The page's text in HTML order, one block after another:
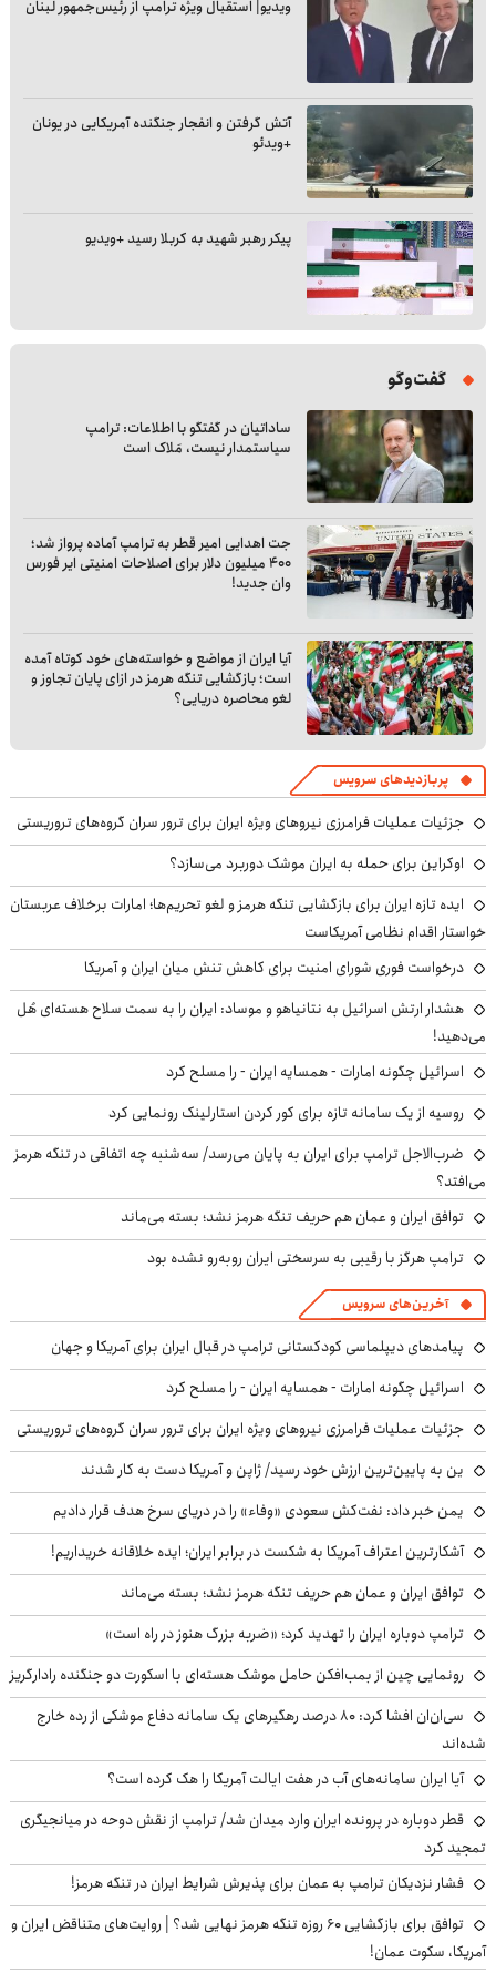
ویدیو| استقبال ویژه ترامپ از رئیس‌جمهور لبنان
آتش گرفتن و انفجار جنگنده آمریکایی در یونان
+ویدئو
پیکر رهبر شهید به کربلا رسید +ویدیو
گفت‌وگو
ساداتیان در گفتگو با اطلاعات: ترامپ
سیاستمدار نیست، مَلاک است
جت اهدایی امیر قطر به ترامپ آماده پرواز شد؛
۴۰۰ میلیون دلار برای اصلاحات امنیتی ایر فورس
وان جدید!
آیا ایران از مواضع و خواسته‌های خود کوتاه آمده
است؛ بازگشایی تنگه هرمز در ازای پایان تجاوز و
لغو محاصره دریایی؟
پربازدیدهای سرویس
جزئیات عملیات فرامرزی نیروهای ویژه ایران برای ترور سران گروه‌های تروریستی
اوکراین برای حمله به ایران موشک دوربرد می‌سازد؟
ایده تازه ایران برای بازگشایی تنگه هرمز و لغو تحریم‌ها؛ امارات برخلاف عربستان
خواستار اقدام نظامی آمریکاست
درخواست فوری شورای امنیت برای کاهش تنش میان ایران و آمریکا
هشدار ارتش اسرائیل به نتانیاهو و موساد: ایران را به سمت سلاح هسته‌ای هُل
می‌دهید!
اسرائیل چگونه امارات - همسایه ایران - را مسلح کرد
روسیه از یک سامانه تازه برای کور کردن استارلینک رونمایی کرد
ضرب‌الاجل ترامپ برای ایران به پایان می‌رسد/ سه‌شنبه چه اتفاقی در تنگه هرمز
می‌افتد؟
توافق ایران و عمان هم حریف تنگه هرمز نشد؛ بسته می‌ماند
ترامپ هرگز با رقیبی به سرسختی ایران روبه‌رو نشده بود
آخرین‌های سرویس
پیامدهای دیپلماسی کودکستانی ترامپ در قبال ایران برای آمریکا و جهان
اسرائیل چگونه امارات - همسایه ایران - را مسلح کرد
جزئیات عملیات فرامرزی نیروهای ویژه ایران برای ترور سران گروه‌های تروریستی
ین به پایین‌ترین ارزش خود رسید/ ژاپن و آمریکا دست به کار شدند
یمن خبر داد: نفت‌کش سعودی «وفاء» را در دریای سرخ هدف قرار دادیم
آشکارترین اعتراف آمریکا به شکست در برابر ایران؛ ایده خلاقانه خریداریم!
توافق ایران و عمان هم حریف تنگه هرمز نشد؛ بسته می‌ماند
ترامپ دوباره ایران را تهدید کرد؛ «ضربه بزرگ هنوز در راه است»
رونمایی چین از بمب‌افکن حامل موشک هسته‌ای با اسکورت دو جنگنده رادارگریز
سی‌ان‌ان افشا کرد: ۸۰ درصد رهگیرهای یک سامانه دفاع موشکی از رده خارج
شده‌اند
آیا ایران سامانه‌های آب در هفت ایالت آمریکا را هک کرده است؟
قطر دوباره در پرونده ایران وارد میدان شد/ ترامپ از نقش دوحه در میانجیگری
تمجید کرد
فشار نزدیکان ترامپ به عمان برای پذیرش شرایط ایران در تنگه هرمز!
توافق برای بازگشایی ۶۰ روزه تنگه هرمز نهایی شد؟ | روایت‌های متناقض ایران و
آمریکا، سکوت عمان!